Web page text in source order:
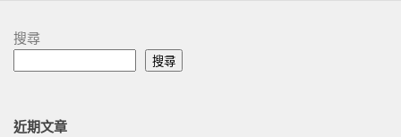
搜尋
搜尋
近期文章